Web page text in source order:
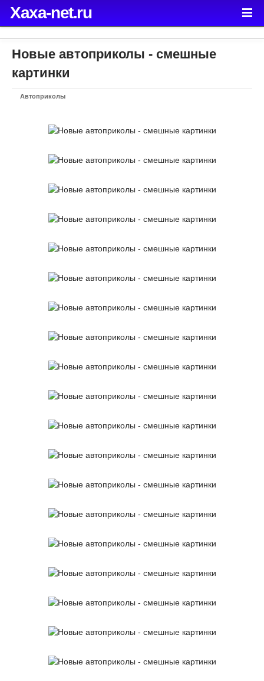
Xaxa-net.ru
Новые автоприколы - смешные
картинки
Автоприколы